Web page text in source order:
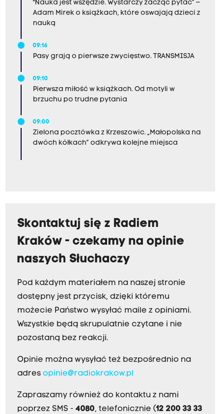
"Nauka jest wszędzie. Wystarczy zacząć pytać” –
Adam Mirek o książkach, które oswajają dzieci z
nauką
09:16
Pasy grają o pierwsze zwycięstwo. TRANSMISJA
09:10
Pierwsza miłość w książkach. Od motyli w
brzuchu po trudne pytania
09:00
Zielona pocztówka z Krzeszowic. „Małopolska na
dwóch kółkach” odkrywa kolejne miejsca
Skontaktuj się z Radiem
Kraków - czekamy na opinie
naszych Słuchaczy
Pod każdym materiałem na naszej stronie
dostępny jest przycisk, dzięki któremu
możecie Państwo wysyłać maile z opiniami.
Wszystkie będą skrupulatnie czytane i nie
pozostaną bez reakcji.
Opinie można wysyłać też bezpośrednio na
adres opinie@radiokrakow.pl
Zapraszamy również do kontaktu z nami
poprzez SMS - 4080, telefonicznie (12 200 33 33